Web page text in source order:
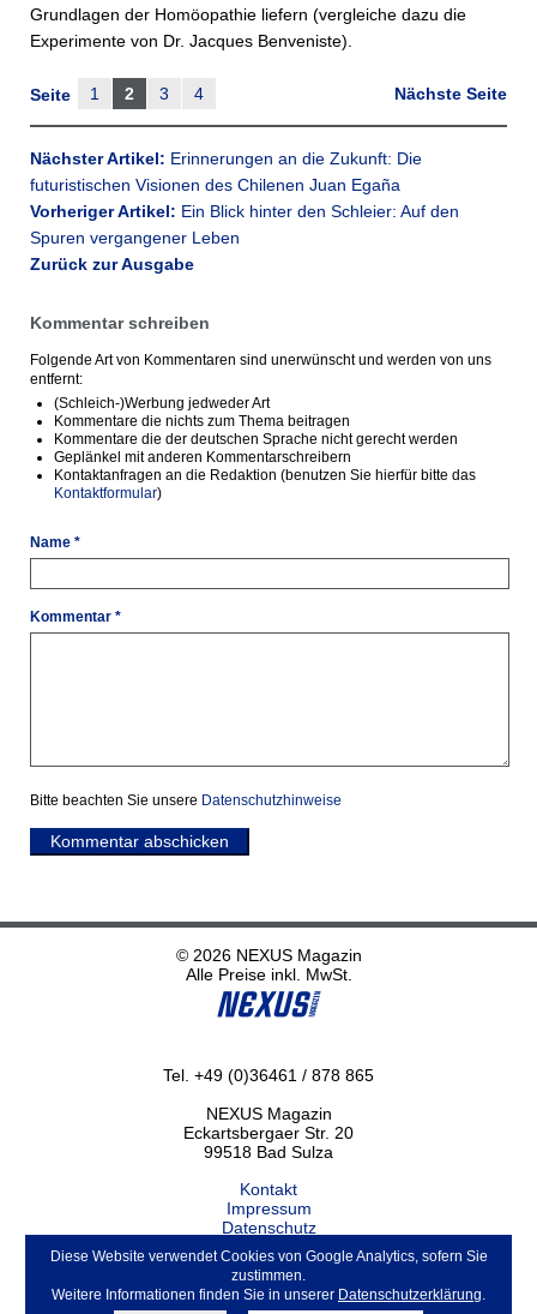
Grundlagen der Homöopathie liefern (vergleiche dazu die
Experimente von Dr. Jacques Benveniste).
Nächste Seite
Seite 1 2 3 4
Nächster Artikel: Erinnerungen an die Zukunft: Die
futuristischen Visionen des Chilenen Juan Egaña
Vorheriger Artikel: Ein Blick hinter den Schleier: Auf den
Spuren vergangener Leben
Zurück zur Ausgabe
Kommentar schreiben
Folgende Art von Kommentaren sind unerwünscht und werden von uns
entfernt:
(Schleich-)Werbung jedweder Art
Kommentare die nichts zum Thema beitragen
Kommentare die der deutschen Sprache nicht gerecht werden
Geplänkel mit anderen Kommentarschreibern
Kontaktanfragen an die Redaktion (benutzen Sie hierfür bitte das
Kontaktformular)
Name *
Kommentar *
Bitte beachten Sie unsere Datenschutzhinweise
Kommentar abschicken
© 2026 NEXUS Magazin
Alle Preise inkl. MwSt.
Tel. +49 (0)36461 / 878 865
NEXUS Magazin
Eckartsbergaer Str. 20
99518 Bad Sulza
Kontakt
Impressum
Datenschutz
Haftungsausschluss
ABO kündigen
Diese Website verwendet Cookies von Google Analytics, sofern Sie
zustimmen.
Weitere Informationen finden Sie in unserer Datenschutzerklärung.